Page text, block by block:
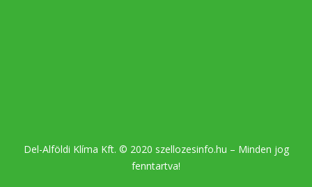
Del-Alföldi Klíma Kft. © 2020 szellozesinfo.hu – Minden jog
fenntartva!